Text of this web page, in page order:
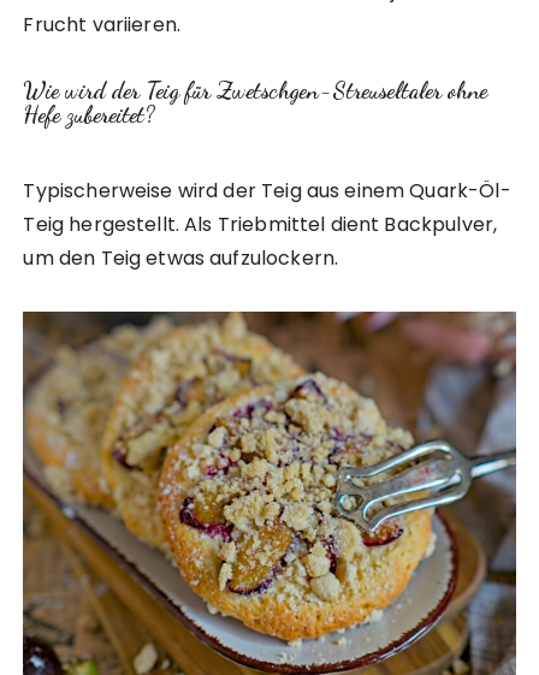
Frucht variieren.
Wie wird der Teig für Zwetschgen-Streuseltaler ohne
Hefe zubereitet?
Typischerweise wird der Teig aus einem Quark-Öl-
Teig hergestellt. Als Triebmittel dient Backpulver,
um den Teig etwas aufzulockern.